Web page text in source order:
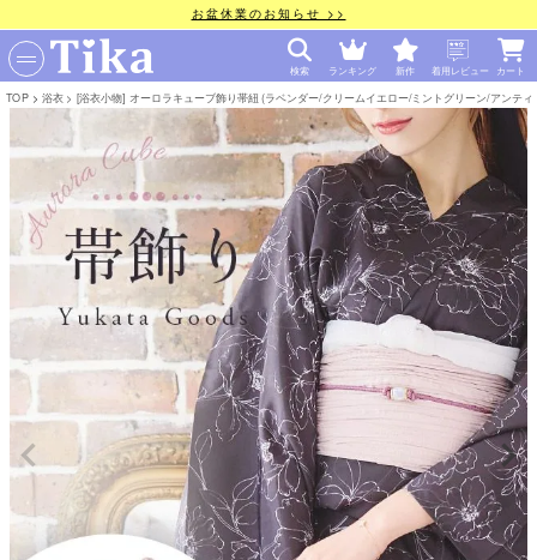
お盆休業のお知らせ >>
検索 ランキング 新作 着用レビュー カート
TOP 浴衣 [浴衣小物] オーロラキューブ飾り帯紐 (ラベンダー/クリームイエロー/ミントグリーン/アンテ